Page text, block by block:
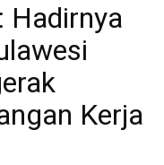
Hadirnya
Kerja